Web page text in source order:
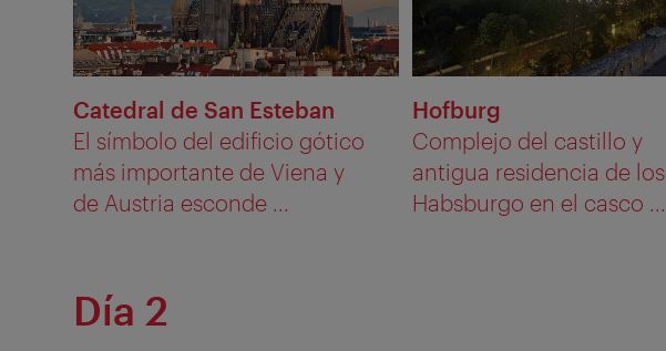
Catedral de San Esteban
El símbolo del edificio gótico
más importante de Viena y
de Austria esconde ...
Hofburg
Complejo del castillo y
antigua residencia de los
Habsburgo en el casco ...
Día 2